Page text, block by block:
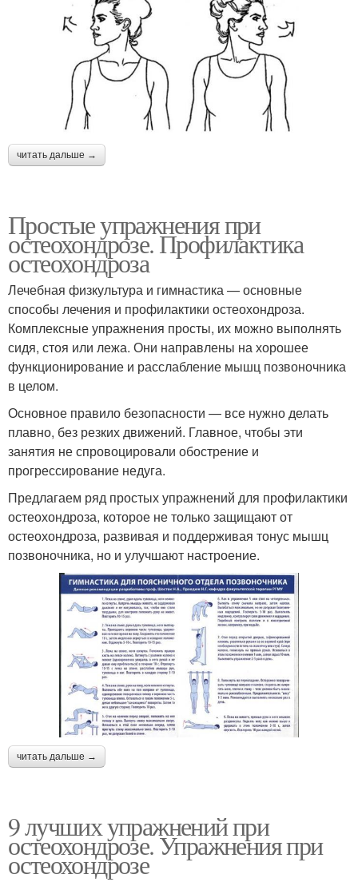
читать дальше →
Простые упражнения при
остеохондрозе. Профилактика
остеохондроза
Лечебная физкультура и гимнастика — основные
способы лечения и профилактики остеохондроза.
Комплексные упражнения просты, их можно выполнять
сидя, стоя или лежа. Они направлены на хорошее
функционирование и расслабление мышц позвоночника
в целом.
Основное правило безопасности — все нужно делать
плавно, без резких движений. Главное, чтобы эти
занятия не спровоцировали обострение и
прогрессирование недуга.
Предлагаем ряд простых упражнений для профилактики
остеохондроза, которое не только защищают от
остеохондроза, развивая и поддерживая тонус мышц
позвоночника, но и улучшают настроение.
читать дальше →
9 лучших упражнений при
остеохондрозе. Упражнения при
остеохондрозе